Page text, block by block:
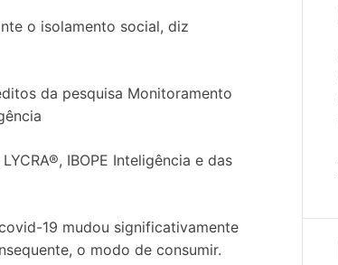
o isolamento social, diz
da pesquisa Monitoramento
IBOPE Inteligência e das
19 mudou significativamente
o modo de consumir.